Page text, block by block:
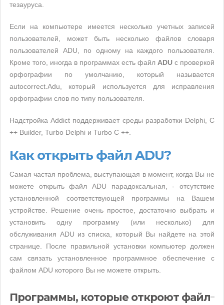
тезауруса.
Если на компьютере имеется несколько учетных записей
пользователей, может быть несколько файлов словаря
пользователей ADU, по одному на каждого пользователя.
Кроме того, иногда в программах есть файл ADU с проверкой
орфографии по умолчанию, который называется
autocorrect.Adu, который используется для исправления
орфографии слов по типу пользователя.
Надстройка Addict поддерживает среды разработки Delphi, C
++ Builder, Turbo Delphi и Turbo C ++.
Как открыть файл ADU?
Самая частая проблема, выступающая в момент, когда Вы не
можете открыть файл ADU парадоксальная, - отсутствие
установленной соответствующей программы на Вашем
устройстве. Решение очень простое, достаточно выбрать и
установить одну программу (или несколько) для
обслуживания ADU из списка, который Вы найдете на этой
странице. После правильной установки компьютер должен
сам связать установленное программное обеспечение с
файлом ADU которого Вы не можете открыть.
Программы, которые откроют файл